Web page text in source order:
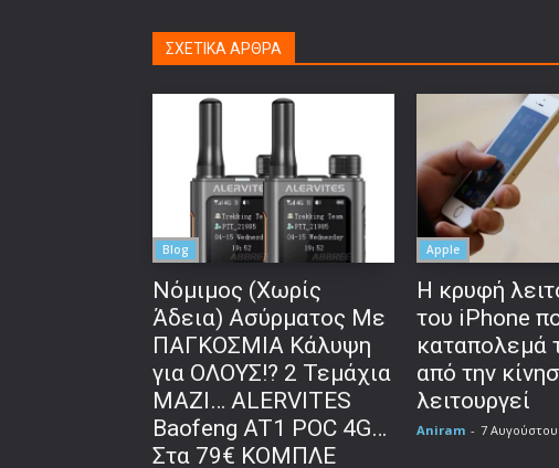
ΣΧΕΤΙΚΑ ΑΡΘΡΑ
Blog
Νόμιμος (Χωρίς
Άδεια) Ασύρματος Με
ΠΑΓΚΟΣΜΙΑ Κάλυψη
για ΟΛΟΥΣ!? 2 Τεμάχια
ΜΑΖΙ… ALERVITES
Baofeng AT1 POC 4G…
Στα 79€ ΚΟΜΠΛΕ
Apple
Η κρυφή
του iPhone
καταπολεμά
από την
λειτουργεί
Aniram - 7 Αυγούστου